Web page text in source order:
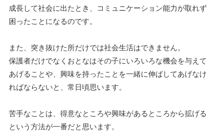
成長して社会に出たとき、コミュニケーション能力が取れず
困ったことになるのです。
また、突き抜けた所だけでは社会生活はできません。
保護者だけでなくおとなはその子にいろいろな機会を与えて
あげることや、興味を持ったことを一緒に伸ばしてあげなけ
ればならないと、常日頃思います。
苦手なことは、得意なところや興味があるところから拡げる
という方法が一番だと思います。